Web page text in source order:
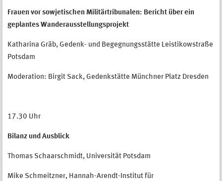
Frauen vor sowjetischen Militärtribunalen: Bericht über ein
geplantes Wanderausstellungsprojekt
Katharina Gräb, Gedenk- und Begegnungsstätte Leistikowstraße
Potsdam
Moderation: Birgit Sack, Gedenkstätte Münchner Platz Dresden
17.30 Uhr
Bilanz und Ausblick
Thomas Schaarschmidt, Universität Potsdam
Mike Schmeitzner, Hannah-Arendt-Institut für